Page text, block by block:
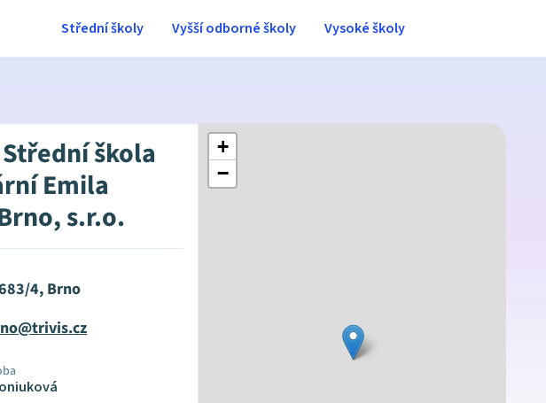
Střední školy Vyšší odborné školy Vysoké školy
Střední škola
Emila
s.r.o.
4, Brno
+
−